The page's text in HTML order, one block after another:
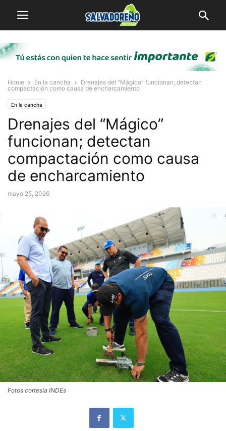
Home En la cancha
Drenajes del “Mágico” funcionan; detectan
compactación como causa de encharcamiento
En la cancha
Drenajes del “Mágico”
funcionan; detectan
compactación como causa
de encharcamiento
mayo 25, 2026
Fotos cortesía INDEs